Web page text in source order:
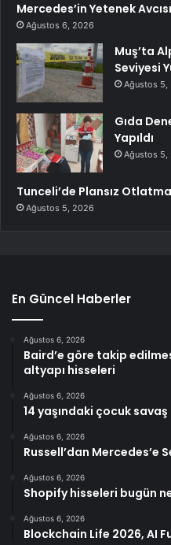
Mercedes’in Yetenek
Ağustos 6, 2026
Muş’ta
Seviyesi
Ağustos 5,
Gıda
Yapıldı
Ağustos 5,
Tunceli’de Plansız
Ağustos 5, 2026
En Güncel Haberler
Ağustos 6, 2026
Baird’e göre takip
altyapı hisseleri
Ağustos 6, 2026
14 yaşındaki çocuk
Ağustos 6, 2026
Russell’dan Mercedes’e
Ağustos 6, 2026
Shopify hisseleri bugün
Ağustos 6, 2026
Blockchain Life 2026, AI